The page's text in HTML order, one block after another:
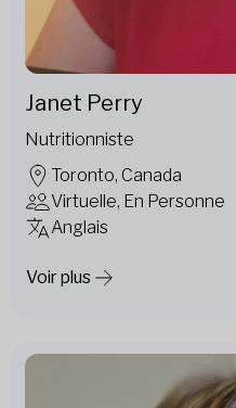
Janet Perry
Nutritionniste
Toronto, Canada
Virtuelle, En Personne
Anglais
Voir plus